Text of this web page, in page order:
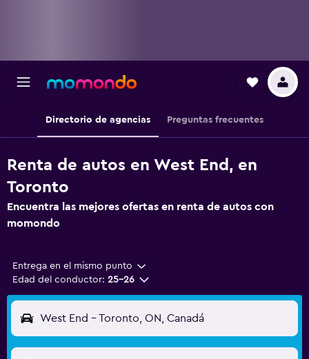
Directorio de agencias Preguntas frecuentes
Renta de autos en West End, en
Toronto
Encuentra las mejores ofertas en renta de autos con
momondo
Entrega en el mismo punto
Edad del conductor: 25-26
West End - Toronto, ON, Canadá